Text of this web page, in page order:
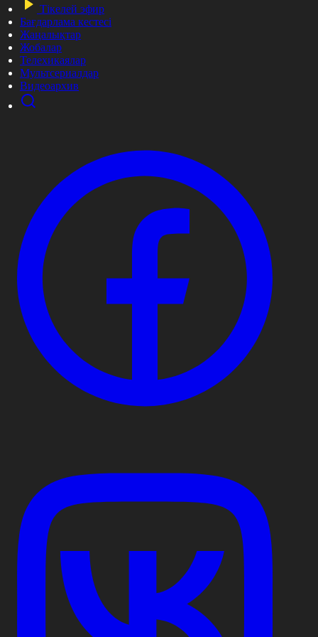
Тікелей эфир
Бағдарлама кестесі
Жаңалықтар
Жобалар
Телехикаялар
Мультсериалдар
Видеоархив